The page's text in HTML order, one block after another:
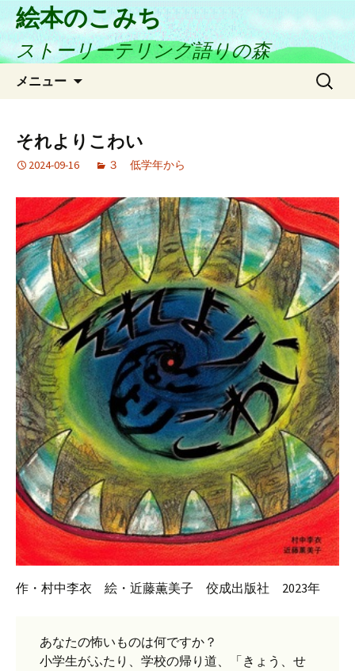
絵本のこみち
ストーリーテリング語りの森
メニュー
ン
ツ
キ
ッ
プ
検
それよりこわい
2024-09-16 ３ 低学年から
作・村中李衣 絵・近藤薫美子 佼成出版社 2023年
あなたの怖いものは何ですか？
小学生がふたり、学校の帰り道、「きょう、せ